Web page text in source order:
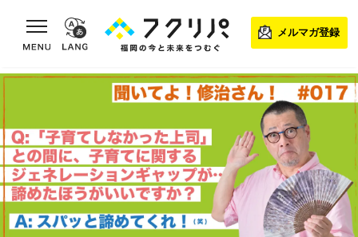
toggle navigation
メルマガ登録